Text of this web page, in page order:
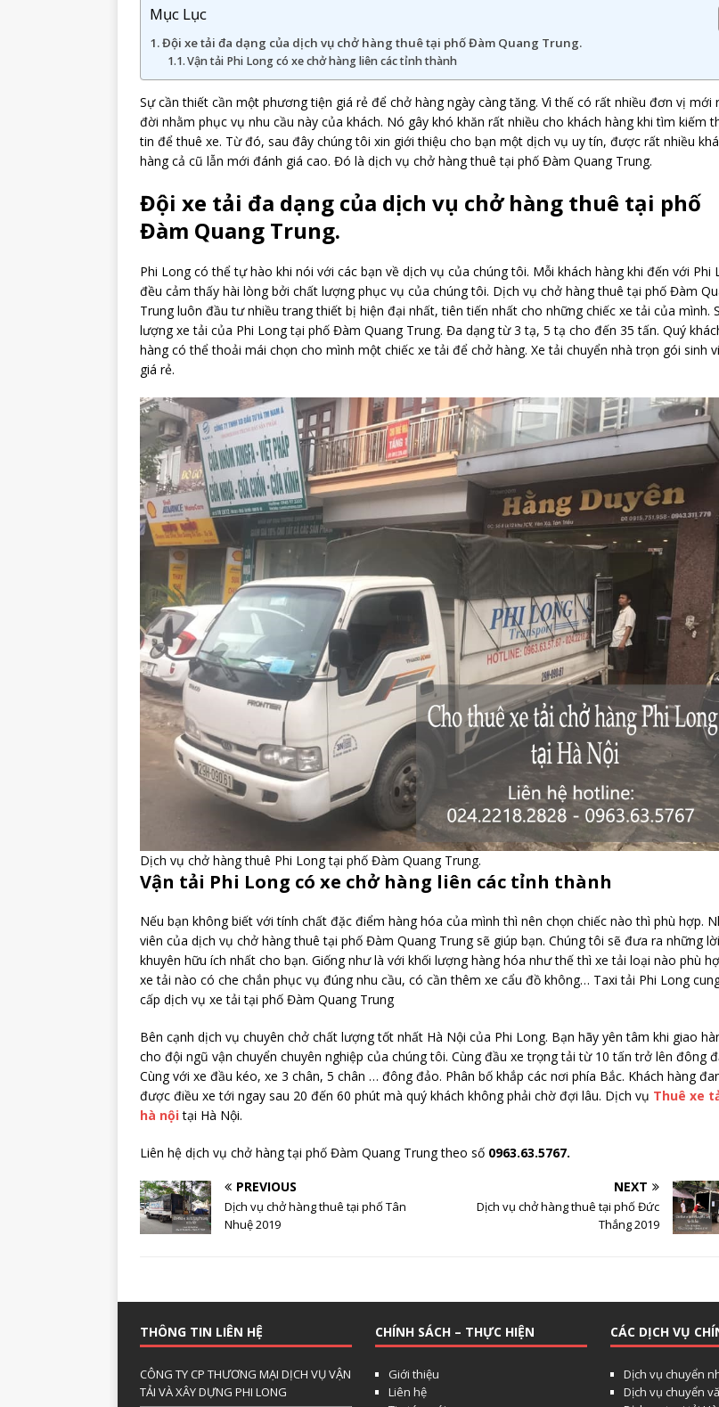
Mục Lục
Đội xe tải đa dạng của dịch vụ chở hàng thuê tại phố Đàm Quang Trung.
Vận tải Phi Long có xe chở hàng liên các tỉnh thành
Sự cần thiết cần một phương tiện giá rẻ để chở hàng ngày càng tăng. Vì thế có rất nhiều đơn vị mới
đời nhằm phục vụ nhu cầu này của khách. Nó gây khó khăn rất nhiều cho khách hàng khi tìm kiếm
tin để thuê xe. Từ đó, sau đây chúng tôi xin giới thiệu cho bạn một dịch vụ uy tín, được rất nhiều
hàng cả cũ lẫn mới đánh giá cao. Đó là dịch vụ chở hàng thuê tại phố Đàm Quang Trung.
Đội xe tải đa dạng của dịch vụ chở hàng thuê tại phố
Đàm Quang Trung.
Phi Long có thể tự hào khi nói với các bạn về dịch vụ của chúng tôi. Mỗi khách hàng khi đến với Phi
đều cảm thấy hài lòng bởi chất lượng phục vụ của chúng tôi. Dịch vụ chở hàng thuê tại phố Đàm
Trung luôn đầu tư nhiều trang thiết bị hiện đại nhất, tiên tiến nhất cho những chiếc xe tải của mình.
lượng xe tải của Phi Long tại phố Đàm Quang Trung. Đa dạng từ 3 tạ, 5 tạ cho đến 35 tấn. Quý
hàng có thể thoải mái chọn cho mình một chiếc xe tải để chở hàng. Xe tải chuyển nhà trọn gói sinh
giá rẻ.
Dịch vụ chở hàng thuê Phi Long tại phố Đàm Quang Trung.
Vận tải Phi Long có xe chở hàng liên các tỉnh thành
Nếu bạn không biết với tính chất đặc điểm hàng hóa của mình thì nên chọn chiếc nào thì phù hợp.
viên của dịch vụ chở hàng thuê tại phố Đàm Quang Trung sẽ giúp bạn. Chúng tôi sẽ đưa ra những lời
khuyên hữu ích nhất cho bạn. Giống như là với khối lượng hàng hóa như thế thì xe tải loại nào phù
xe tải nào có che chắn phục vụ đúng nhu cầu, có cần thêm xe cẩu đồ không… Taxi tải Phi Long
cấp dịch vụ xe tải tại phố Đàm Quang Trung
Bên cạnh dịch vụ chuyên chở chất lượng tốt nhất Hà Nội của Phi Long. Bạn hãy yên tâm khi giao
cho đội ngũ vận chuyển chuyên nghiệp của chúng tôi. Cùng đầu xe trọng tải từ 10 tấn trở lên đông
Cùng với xe đầu kéo, xe 3 chân, 5 chân … đông đảo. Phân bố khắp các nơi phía Bắc. Khách hàng
được điều xe tới ngay sau 20 đến 60 phút mà quý khách không phải chờ đợi lâu. Dịch vụ Thuê xe
hà nội tại Hà Nội.
Liên hệ dịch vụ chở hàng tại phố Đàm Quang Trung theo số 0963.63.5767.
PREVIOUS
Dịch vụ chở hàng thuê tại phố Tân
Nhuệ 2019
NEXT
Dịch vụ chở hàng thuê tại phố Đức
Thắng 2019
THÔNG TIN LIÊN HỆ
CÔNG TY CP THƯƠNG MẠI DỊCH VỤ VẬN
TẢI VÀ XÂY DỰNG PHI LONG
CHÍNH SÁCH – THỰC HIỆN
Giới thiệu
Liên hệ
CÁC DỊCH VỤ
Dịch vụ chuyển
Dịch vụ chuyển